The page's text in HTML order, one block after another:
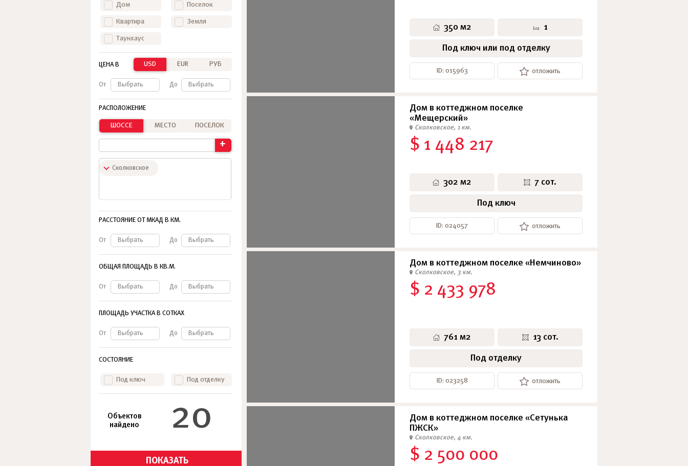
Дом
Квартира
Таунхаус
Поселок
Земля
USD EUR РУБ
ЦЕНА В
От Выбрать До Выбрать
РАСПОЛОЖЕНИЕ
ШОССЕ МЕСТО ПОСЕЛОК
+
Сколковское
РАССТОЯНИЕ ОТ МКАД В КМ.
От Выбрать До Выбрать
ОБЩАЯ ПЛОЩАДЬ В КВ.М.
От Выбрать До Выбрать
ПЛОЩАДЬ УЧАСТКА В СОТКАХ
От Выбрать До Выбрать
СОСТОЯНИЕ
Под ключ Под отделку
Объектов
найдено
20
ПОКАЗАТЬ
350 м2 1
Под ключ или под отделку
ID: 015963 отложить
Дом в коттеджном поселке
«Мещерский»
Сколковское, 1 км.
$ 1 448 217
302 м2 7 сот.
Под ключ
ID: 024057 отложить
Дом в коттеджном поселке «Немчиново»
Сколковское, 3 км.
$ 2 433 978
761 м2 13 сот.
Под отделку
ID: 023258 отложить
Дом в коттеджном поселке «Сетунька
ПЖСК»
Сколковское, 4 км.
$ 2 500 000